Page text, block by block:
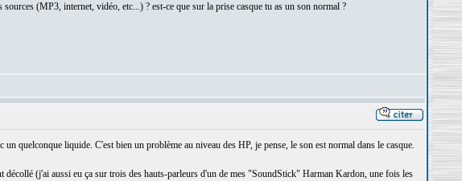
(MP3, internet, vidéo, etc...) ? est-ce que sur la prise casque tu as un son normal ?
quelconque liquide. C'est bien un problème au niveau des HP, je pense, le son est normal dans le casque.
décollé (j'ai aussi eu ça sur trois des hauts-parleurs d'un de mes "SoundStick" Harman Kardon, une fois les